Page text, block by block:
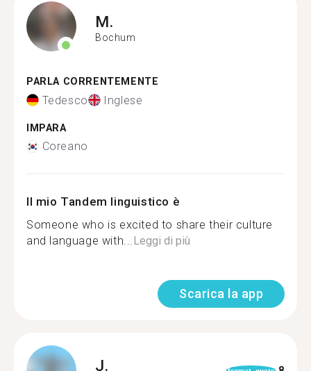
M.
Bochum
PARLA CORRENTEMENTE
Tedesco Inglese
IMPARA
Coreano
Il mio Tandem linguistico è
Someone who is excited to share their culture
and language with...Leggi di più
Scarica la app
J.